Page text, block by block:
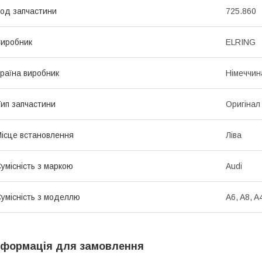
запчастини 725.860
ELRING
виробник
запчастини Оригінал
встановлення Ліва
з маркою Audi
з моделлю A6, A8,
для замовлення